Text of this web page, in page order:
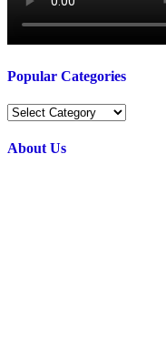
Popular Categories
Popular
About Us